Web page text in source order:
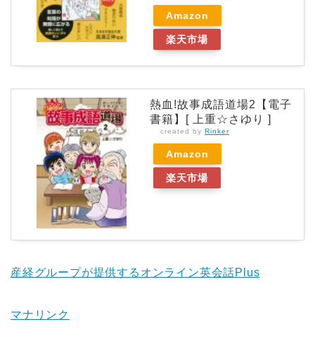
Amazon
楽天市場
熱血!故事成語道場2【電子
書籍】[ 上重☆さゆり ]
created by Rinker
Amazon
楽天市場
産経グループが提供するオンライン英会話Plus
マナリンク